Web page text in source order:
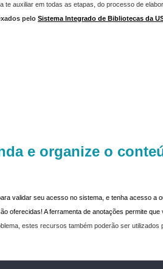
auxiliar em todas as etapas, do processo de
pelo Sistema Integrado de Bibliotecas da
e organize o
validar seu acesso no sistema, e tenha acesso a
oferecidas! A ferramenta de anotações permite
estes recursos também poderão ser